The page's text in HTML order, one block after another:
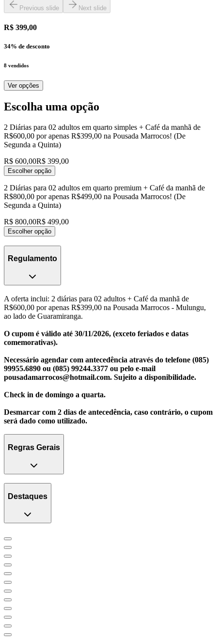
Previous slide Next slide
R$ 399,00
34% de desconto
8 vendidos
Ver opções
Escolha uma opção
2 Diárias para 02 adultos em quarto simples + Café da manhã de
R$600,00 por apenas R$399,00 na Pousada Marrocos! (De
Segunda a Quinta)
R$ 600,00R$ 399,00
Escolher opção
2 Diárias para 02 adultos em quarto premium + Café da manhã de
R$800,00 por apenas R$499,00 na Pousada Marrocos! (De
Segunda a Quinta)
R$ 800,00R$ 499,00
Escolher opção
Regulamento
A oferta inclui: 2 diárias para 02 adultos + Café da manhã de
R$600,00 por apenas R$399,00 na Pousada Marrocos - Mulungu,
ao lado de Guaramiranga.
O cupom é válido até 30/11/2026, (exceto feriados e datas
comemorativas).
Necessário agendar com antecedência através do telefone (085)
99955.6890 ou (085) 99244.3377 ou pelo e-mail
pousadamarrocos@hotmail.com. Sujeito a disponibilidade.
Check in de domingo a quarta.
Desmarcar com 2 dias de antecedência, caso contrário, o cupom
será dado como utilizado.
Regras Gerais
Destaques